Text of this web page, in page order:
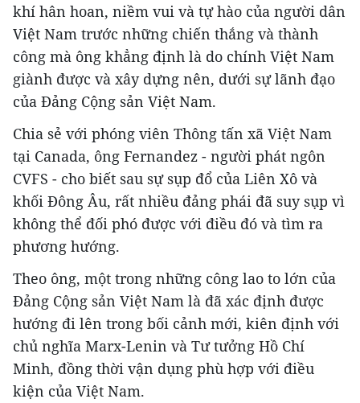
khí hân hoan, niềm vui và tự hào của người dân
Việt Nam trước những chiến thắng và thành
công mà ông khẳng định là do chính Việt Nam
giành được và xây dựng nên, dưới sự lãnh đạo
của Đảng Cộng sản Việt Nam.
Chia sẻ với phóng viên Thông tấn xã Việt Nam
tại Canada, ông Fernandez - người phát ngôn
CVFS - cho biết sau sự sụp đổ của Liên Xô và
khối Đông Âu, rất nhiều đảng phái đã suy sụp vì
không thể đối phó được với điều đó và tìm ra
phương hướng.
Theo ông, một trong những công lao to lớn của
Đảng Cộng sản Việt Nam là đã xác định được
hướng đi lên trong bối cảnh mới, kiên định với
chủ nghĩa Marx-Lenin và Tư tưởng Hồ Chí
Minh, đồng thời vận dụng phù hợp với điều
kiện của Việt Nam.